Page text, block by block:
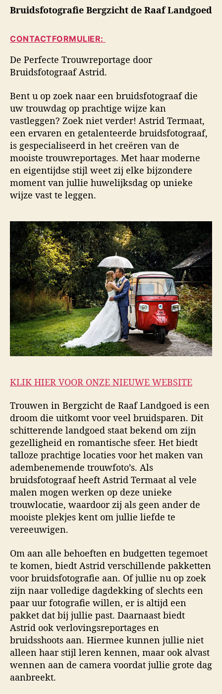
d
f
o
t
o
g
a
f
i
e
h
u
e
u
h
u
Bruidsfotografie Bergzicht de Raaf Landgoed
CONTACTFORMULIER:
De Perfecte Trouwreportage door
Bruidsfotograaf Astrid.
Bent u op zoek naar een bruidsfotograaf die
uw trouwdag op prachtige wijze kan
vastleggen? Zoek niet verder! Astrid Termaat,
een ervaren en getalenteerde bruidsfotograaf,
is gespecialiseerd in het creëren van de
mooiste trouwreportages. Met haar moderne
en eigentijdse stijl weet zij elke bijzondere
moment van jullie huwelijksdag op unieke
wijze vast te leggen.
KLIK HIER VOOR ONZE NIEUWE WEBSITE
Trouwen in Bergzicht de Raaf Landgoed is een
droom die uitkomt voor veel bruidsparen. Dit
schitterende landgoed staat bekend om zijn
gezelligheid en romantische sfeer. Het biedt
talloze prachtige locaties voor het maken van
adembenemende trouwfoto’s. Als
bruidsfotograaf heeft Astrid Termaat al vele
malen mogen werken op deze unieke
trouwlocatie, waardoor zij als geen ander de
mooiste plekjes kent om jullie liefde te
vereeuwigen.
Om aan alle behoeften en budgetten tegemoet
te komen, biedt Astrid verschillende pakketten
voor bruidsfotografie aan. Of jullie nu op zoek
zijn naar volledige dagdekking of slechts een
paar uur fotografie willen, er is altijd een
pakket dat bij jullie past. Daarnaast biedt
Astrid ook verlovingsreportages en
bruidsshoots aan. Hiermee kunnen jullie niet
alleen haar stijl leren kennen, maar ook alvast
wennen aan de camera voordat jullie grote dag
aanbreekt.